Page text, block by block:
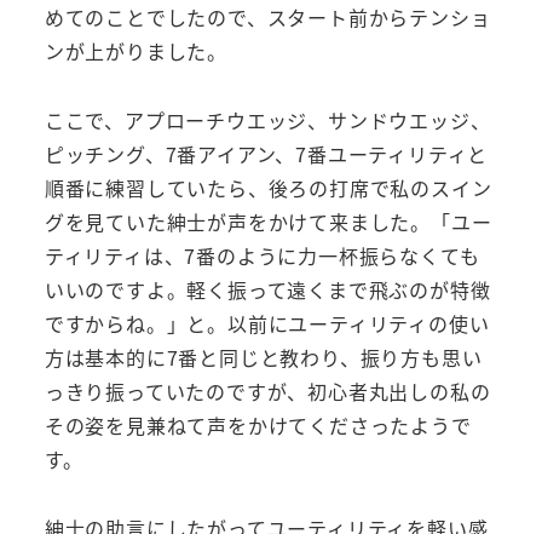
めてのことでしたので、スタート前からテンショ
ンが上がりました。
ここで、アプローチウエッジ、サンドウエッジ、
ピッチング、7番アイアン、7番ユーティリティと
順番に練習していたら、後ろの打席で私のスイン
グを見ていた紳士が声をかけて来ました。「ユー
ティリティは、7番のように力一杯振らなくても
いいのですよ。軽く振って遠くまで飛ぶのが特徴
ですからね。」と。以前にユーティリティの使い
方は基本的に7番と同じと教わり、振り方も思い
っきり振っていたのですが、初心者丸出しの私の
その姿を見兼ねて声をかけてくださったようで
す。
紳士の助言にしたがってユーティリティを軽い感